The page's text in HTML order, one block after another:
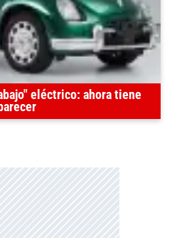
eléctrico: ahora tiene